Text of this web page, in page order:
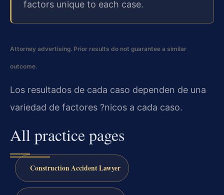
factors unique to each case.
Attorney advertising. Prior results do not guarantee a similar
outcome.
Los resultados de cada caso dependen de una
variedad de factores ?nicos a cada caso.
All practice pages
Construction Accident Lawyer